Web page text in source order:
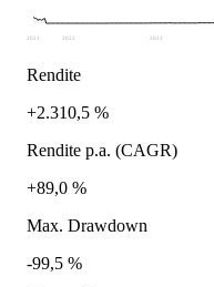
2021 2022 2023
Rendite
+2.310,5 %
Rendite p.a. (CAGR)
+89,0 %
Max. Drawdown
-99,5 %